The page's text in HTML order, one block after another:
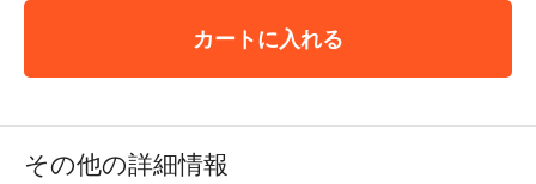
カートに入れる
その他の詳細情報